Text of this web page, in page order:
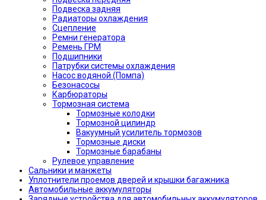
Подвеска задняя
Радиаторы охлаждения
Сцепление
Ремни генератора
Ремень ГРМ
Подшипники
Патрубки системы охлаждения
Насос водяной (Помпа)
Безонасосы
Карбюраторы
Тормозная система
Тормозные колодки
Тормозной цилиндр
Вакуумный усилитель тормозов
Тормозные диски
Тормозные барабаны
Рулевое управление
Сальники и манжеты
Уплотнители проемов дверей и крышки багажника
Автомобильные аккумуляторы